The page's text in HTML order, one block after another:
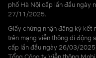
phố Hà Nội cấp lần đầu
27/11/2025.
Giấy chứng nhận đăng ký kết
trên mạng viễn thông di
cấp lần đầu ngày 26/03/